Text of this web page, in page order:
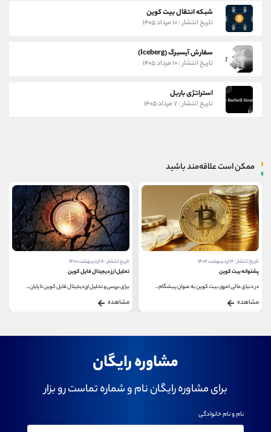
شبکه انتقال بیت کوین
تاریخ انتشار : ۱۰ مرداد ۱۴۰۵
سفارش آیسبرگ (Iceberg)
تاریخ انتشار : ۱۰ مرداد ۱۴۰۵
استراتژی باربل
تاریخ انتشار : ۷ مرداد ۱۴۰۵
ممکن است علاقه‌مند باشید
تاریخ انتشار : ۱۶ اردیبهشت ۱۴۰۰
تحلیل ارز دیجیتال فایل کوین
برای بررسی و تحلیل ارز دیجیتال فایل کوین تا پایان...
مشاهده
تاریخ انتشار : ۱۰ دی ۱۴۰۲
ذخیره سازی بلاک چین چیست؟
ذخیره سازی بلاک چین راهی برای ذخیره داده ها در...
مشاهده
مشاوره رایگان
برای مشاوره رایگان نام و شماره تماست رو بزار
نام و نام خانوادگی